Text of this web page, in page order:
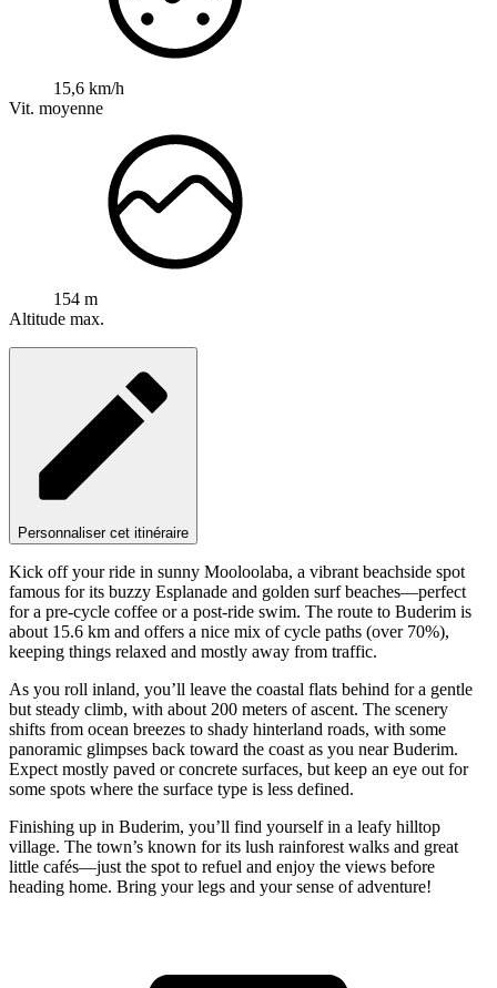
15,6 km/h
Vit. moyenne
154 m
Altitude max.
Personnaliser cet itinéraire
Kick off your ride in sunny Mooloolaba, a vibrant beachside spot
famous for its buzzy Esplanade and golden surf beaches—perfect
for a pre-cycle coffee or a post-ride swim. The route to Buderim is
about 15.6 km and offers a nice mix of cycle paths (over 70%),
keeping things relaxed and mostly away from traffic.
As you roll inland, you’ll leave the coastal flats behind for a gentle
but steady climb, with about 200 meters of ascent. The scenery
shifts from ocean breezes to shady hinterland roads, with some
panoramic glimpses back toward the coast as you near Buderim.
Expect mostly paved or concrete surfaces, but keep an eye out for
some spots where the surface type is less defined.
Finishing up in Buderim, you’ll find yourself in a leafy hilltop
village. The town’s known for its lush rainforest walks and great
little cafés—just the spot to refuel and enjoy the views before
heading home. Bring your legs and your sense of adventure!